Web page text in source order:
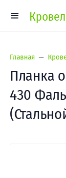
Главная
Планка
430